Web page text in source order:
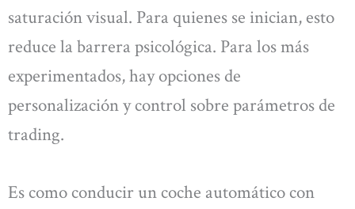
saturación visual. Para quienes se inician, esto
reduce la barrera psicológica. Para los más
experimentados, hay opciones de
personalización y control sobre parámetros de
trading.
Es como conducir un coche automático con